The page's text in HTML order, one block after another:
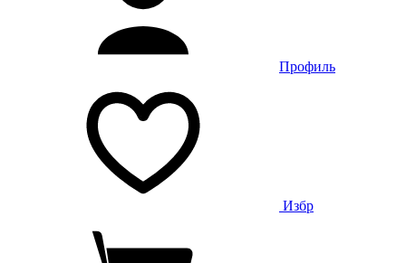
Профиль
Избр